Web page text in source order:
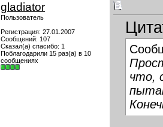
gladiator
Пользователь
Регистрация: 27.01.2007
Сообщений: 107
Сказал(а) спасибо: 1
Поблагодарили 15 раз(а) в 10
сообщениях
что,